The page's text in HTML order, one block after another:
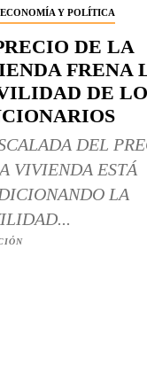
Y POLÍTICA
DE LA
FRENA
DE
DEL
VIVIENDA ESTÁ
LA